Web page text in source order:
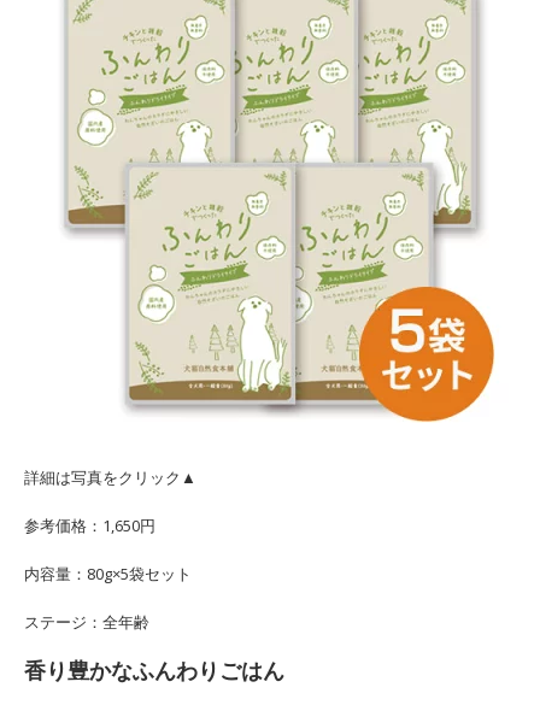
詳細は写真をクリック▲
参考価格：1,650円
内容量：80g×5袋セット
ステージ：全年齢
香り豊かなふんわりごはん